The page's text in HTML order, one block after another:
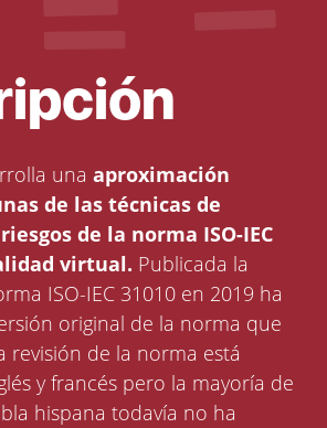
unaaproximación
de las técnicas de
de la norma ISO-IEC
virtual. Publicada la
ISO-IEC 31010 en 2019 ha
original de la norma que
revisión de la norma está
y francés pero la mayoría de
hispana todavía no ha